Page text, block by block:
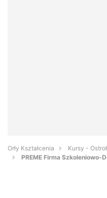
Orły Kształcenia
Kursy -
PREME Firma Szkoleniowo-